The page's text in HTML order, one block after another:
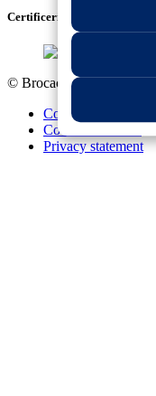
Certificeringen
© Brocacef 2026 |1.0.0.0
Contact en support
Cookie statement
Privacy statement